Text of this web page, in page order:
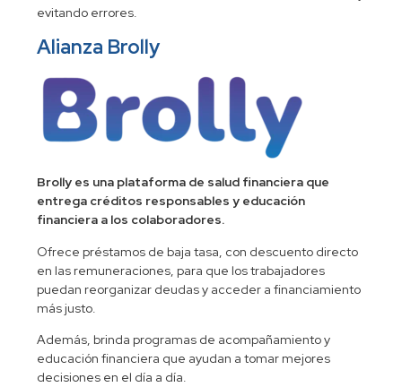
evitando errores.
Alianza Brolly
Brolly es una plataforma de salud financiera que
entrega créditos responsables y educación
financiera a los colaboradores.
Ofrece préstamos de baja tasa, con descuento directo
en las remuneraciones, para que los trabajadores
puedan reorganizar deudas y acceder a financiamiento
más justo.
Además, brinda programas de acompañamiento y
educación financiera que ayudan a tomar mejores
decisiones en el día a día.